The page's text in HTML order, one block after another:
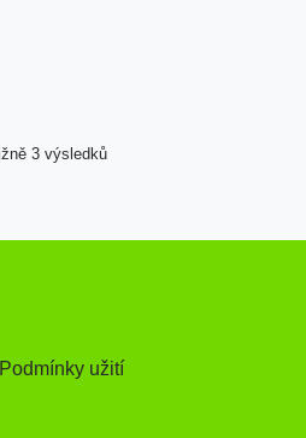
3 výsledků
užití